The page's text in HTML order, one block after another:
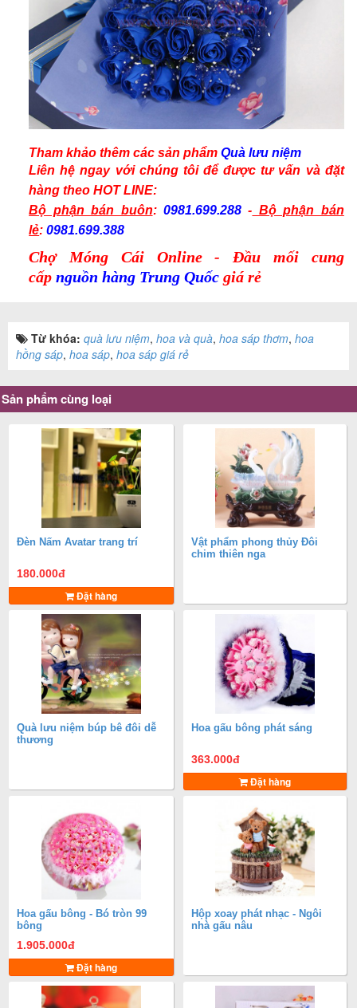
Tham khảo thêm các sản phẩmQuà lưu niệm
Liên hệ ngay với chúng tôi để được tư vấn và đặt
hàng theoHOT LINE:
Bộ phận bán buôn: 0981.699.288 - Bộ phận bán
lẻ:0981.699.388
Chợ Móng Cái Online - Đầu mối cung
cấp nguồn hàng Trung Quốc giá rẻ
Từ khóa: quà lưu niệm, hoa và quà, hoa sáp thơm, hoa
hồng sáp, hoa sáp, hoa sáp giá rẻ
Sản phẩm cùng loại
Đèn Nấm Avatar trang trí
180.000đ
Đặt hàng
Vật phẩm phong thủy Đôi
chim thiên nga
Quà lưu niệm búp bê đôi dễ
thương
Hoa gấu bông phát sáng
363.000đ
Đặt hàng
Hoa gấu bông - Bó tròn 99
bông
1.905.000đ
Đặt hàng
Hộp xoay phát nhạc - Ngôi
nhà gấu nâu